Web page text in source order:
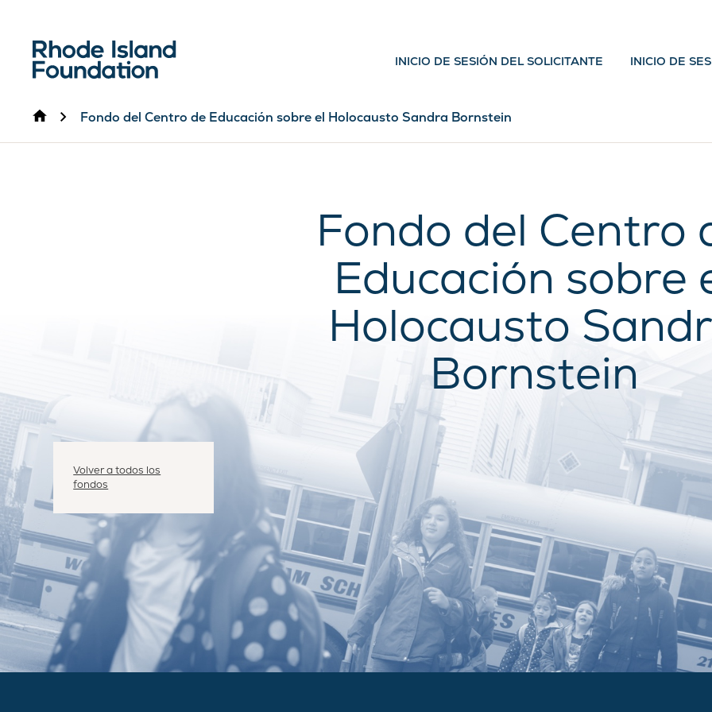
INICIO DE SESIÓN DEL SOLICITANTE INICIO DE
InicioFondo del Centro de Educación sobre el Holocausto Sandra Bornstein
Fondo del Centro
Educación sobre
Holocausto
Bornstein
Volver a todos los
fondos